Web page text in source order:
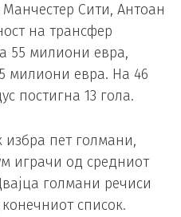
Сити, Антоан
на трансфер
55 милиони евра,
милиони евра. На 46
постигна 13 гола.
избра пет голмани,
играчи од средниот
голмани речиси
список.